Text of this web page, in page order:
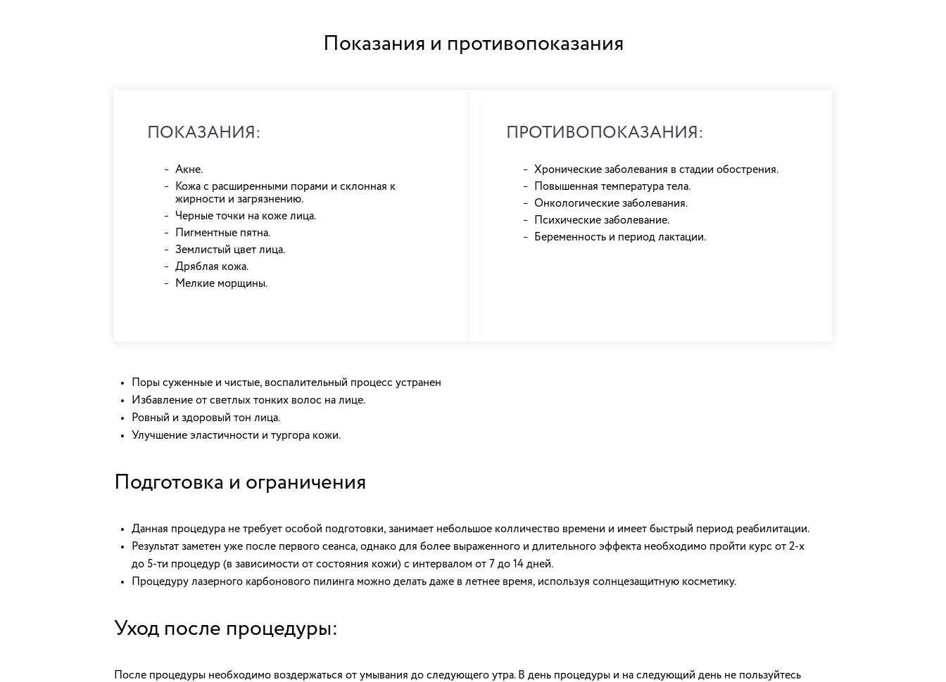
Показания и противопоказания
ПОКАЗАНИЯ:
Акне.
Кожа с расширенными порами и склонная к
жирности и загрязнению.
Черные точки на коже лица.
Пигментные пятна.
Землистый цвет лица.
Дряблая кожа.
Мелкие морщины.
ПРОТИВОПОКАЗАНИЯ:
Хронические заболевания в стадии обострения.
Повышенная температура тела.
Онкологические заболевания.
Психические заболевание.
Беременность и период лактации.
Поры суженные и чистые, воспалительный процесс устранен
Избавление от светлых тонких волос на лице.
Ровный и здоровый тон лица.
Улучшение эластичности и тургора кожи.
Подготовка и ограничения
Данная процедура не требует особой подготовки, занимает небольшое колличество времени и имеет быстрый период реабилитации.
Результат заметен уже после первого сеанса, однако для более выраженного и длительного эффекта необходимо пройти курс от 2-х
до 5-ти процедур (в зависимости от состояния кожи) с интервалом от 7 до 14 дней.
Процедуру лазерного карбонового пилинга можно делать даже в летнее время, используя солнцезащитную косметику.
Уход после процедуры:
После процедуры необходимо воздержаться от умывания до следующего утра. В день процедуры и на следующий день не пользуйтесь